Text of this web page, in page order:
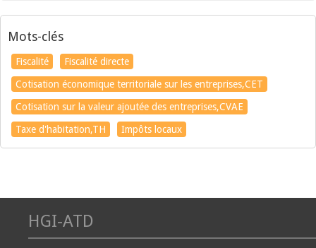
Mots-clés
Fiscalité
Fiscalité directe
Cotisation économique territoriale sur les entreprises,CET
Cotisation sur la valeur ajoutée des entreprises,CVAE
Taxe d'habitation,TH
Impôts locaux
HGI-ATD